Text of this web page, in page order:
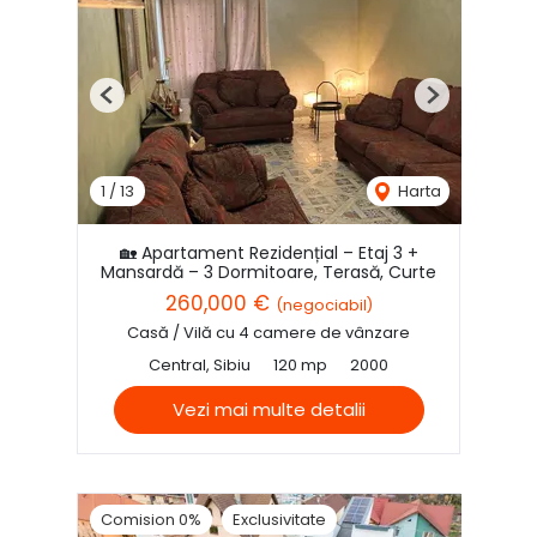
1 /13 Harta
Previous Next
🏡 Apartament Rezidențial – Etaj 3 +
Mansardă – 3 Dormitoare, Terasă, Curte
260,000 € (negociabil)
Casă / Vilă cu 4 camere de vânzare
Central, Sibiu
120 mp 2000
Vezi mai multe detalii
Comision 0% Exclusivitate